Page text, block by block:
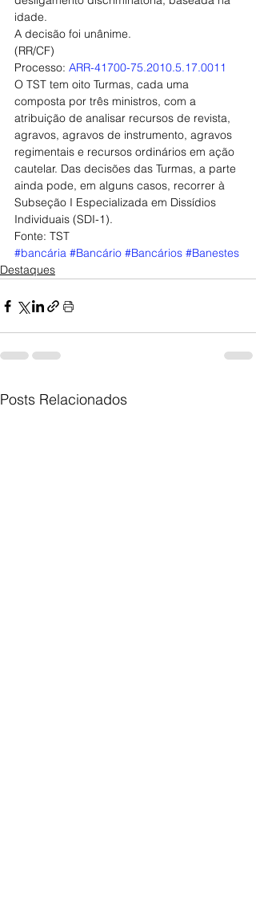
idade.
A decisão foi unânime.
(RR/CF)
Processo: ARR-41700-75.2010.5.17.0011
O TST tem oito Turmas, cada uma
composta por três ministros, com a
atribuição de analisar recursos de revista,
agravos, agravos de instrumento, agravos
regimentais e recursos ordinários em ação
cautelar. Das decisões das Turmas, a parte
ainda pode, em alguns casos, recorrer à
Subseção I Especializada em Dissídios
Individuais (SDI-1).
Fonte: TST
#bancária #Bancário #Bancários #Banestes
Destaques
Posts Relacionados